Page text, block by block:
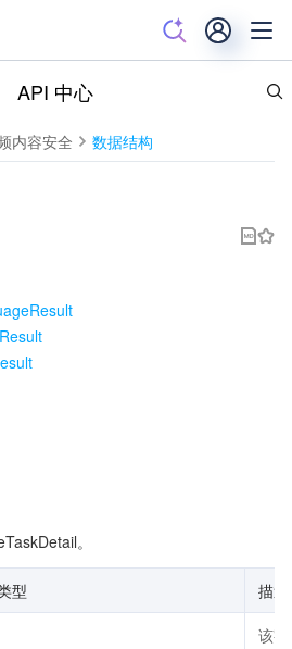
API 中心
内容安全 数据结构
。
型 描述
该